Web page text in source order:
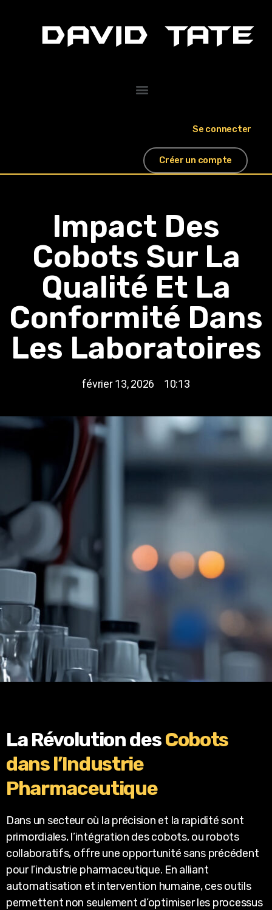
Se connecter
Créer un compte
Impact Des
Cobots Sur La
Qualité Et La
Conformité Dans
Les Laboratoires
février 13, 2026 10:13
La Révolution desCobots
dans l’Industrie
Pharmaceutique
Dans un secteur où la précision et la rapidité sont
primordiales, l’intégration des cobots, ou robots
collaboratifs, offre une opportunité sans précédent
pour l’industrie pharmaceutique. En alliant
automatisation et intervention humaine, ces outils
permettent non seulement d’optimiser les processus